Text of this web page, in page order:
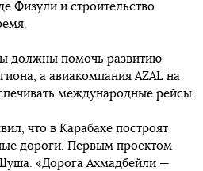
Физули и строительство
должны помочь развитию
а авиакомпания AZAL на
международные рейсы.
что в Карабахе построят
дороги. Первым проектом
«Дорога Ахмадбейли —